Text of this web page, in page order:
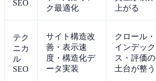
SEO
ク最適化
上がる
テク
ニカ
ル
SEO
サイト構造改
善・表示速
度・構造化デ
ータ実装
クロール・
インデック
ス・評価の
土台が整う